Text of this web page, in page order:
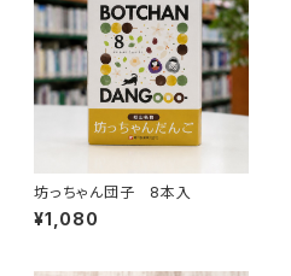
坊っちゃん団子 8本入
¥1,080